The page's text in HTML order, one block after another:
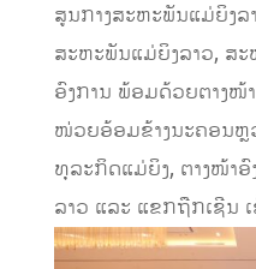
ສູນກາງສະຫະພັນແມ່ຍິງລ
ສະຫະພັນແມ່ຍິງລາວ, ສ
ອົງການ ພ້ອມດ້ວຍຕາງໜ້
ໜ່ວຍອ້ອມຂ້າງນະຄອນຫຼ
ທຸລະກິດແມ່ຍິງ, ຕາງໜ້າ
ລາວ ແລະ ແຂກຖືກເຊີນ